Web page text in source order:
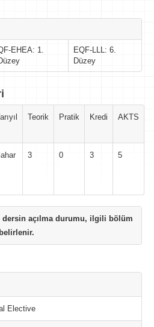
EHEA: 1.
EQF-LLL: 6.
Düzey
Teorik Pratik Kredi AKTS
3 0 3 5
dersin açılma durumu, ilgili bölüm
Elective